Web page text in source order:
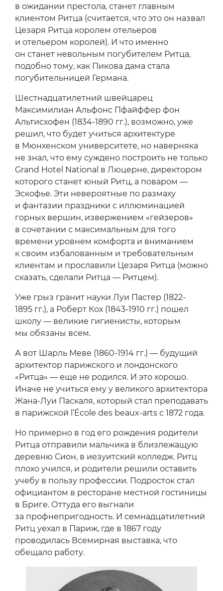
в ожидании престола, станет главным
клиентом Ритца (считается, что это он назвал
Цезаря Ритца королем отельеров
и отельером королей). И что именно
он станет невольным погубителем Ритца,
подобно тому, как Пикова дама стала
погубительницей Германа.
Шестнадцатилетний швейцарец
Максимилиан Альфонс Пфайффер фон
Альтисхофен (1834-1890 гг.), возможно, уже
решил, что будет учиться архитектуре
в Мюнхенском университете, но наверняка
не знал, что ему суждено построить не только
Grand Hotel National в Люцерне, директором
которого станет юный Ритц, а поваром —
Эскофье. Эти невероятные по размаху
и фантазии праздники с иллюминацией
горных вершин, извержением «гейзеров»
в сочетании с максимальным для того
времени уровнем комфорта и вниманием
к своим избалованным и требовательным
клиентам и прославили Цезаря Ритца (можно
сказать, сделали Ритца — Ритцем).
Уже грыз гранит науки Луи Пастер (1822-
1895 гг.), а Роберт Кох (1843-1910 гг.) пошел
школу — великие гигиенисты, которым
мы обязаны всем.
А вот Шарль Меве (1860-1914 гг.) — будущий
архитектор парижского и лондонского
«Ритца» — еще не родился. И это хорошо.
Иначе не учиться ему у великого архитектора
Жана-Луи Паскаля, который стал преподавать
в парижской l’École des beaux-arts с 1872 года.
Но примерно в год его рождения родители
Ритца отправили мальчика в близлежащую
деревню Сион, в иезуитский колледж. Ритц
плохо учился, и родители решили оставить
учебу в пользу профессии. Подросток стал
официантом в ресторане местной гостиницы
в Бриге. Оттуда его выгнали
за профнепригодность. И семнадцатилетний
Ритц уехал в Париж, где в 1867 году
проводилась Всемирная выставка, что
обещало работу.